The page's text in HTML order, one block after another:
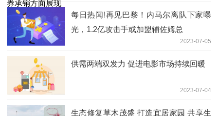
每日热闻!再见巴黎！内马尔离队下家曝
光，1.2亿攻击手或加盟辅佐姆总
2023-07-05
供需两端双发力 促进电影市场持续回暖
2023-07-04
生态修复草木茂盛 打造宜居家园 共享生